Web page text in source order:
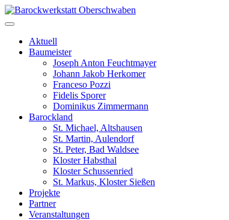
Aktuell
Baumeister
Joseph Anton Feuchtmayer
Johann Jakob Herkomer
Franceso Pozzi
Fidelis Sporer
Dominikus Zimmermann
Barockland
St. Michael, Altshausen
St. Martin, Aulendorf
St. Peter, Bad Waldsee
Kloster Habsthal
Kloster Schussenried
St. Markus, Kloster Sießen
Projekte
Partner
Veranstaltungen